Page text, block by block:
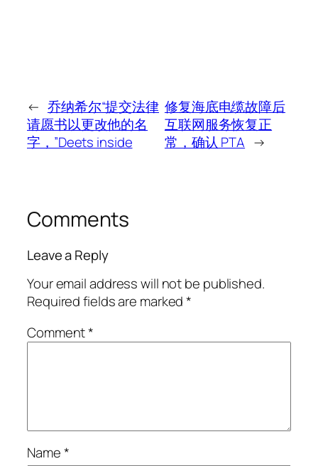
← 乔纳希尔“提交法律
请愿书以更改他的名
字，”Deets inside
修复海底电缆故障后
互联网服务恢复正
常，确认 PTA →
Comments
Leave a Reply
Your email address will not be published.
Required fields are marked*
Comment*
Name*